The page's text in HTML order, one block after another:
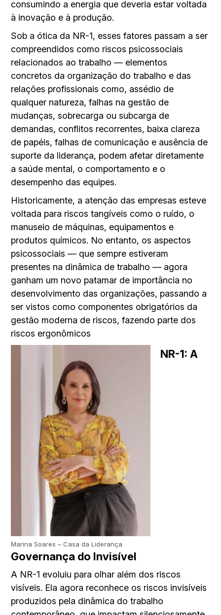
consumindo a energia que deveria estar voltada
à inovação e à produção.
Sob a ótica da NR-1, esses fatores passam a ser
compreendidos como riscos psicossociais
relacionados ao trabalho — elementos
concretos da organização do trabalho e das
relações profissionais como, assédio de
qualquer natureza, falhas na gestão de
mudanças, sobrecarga ou subcarga de
demandas, conflitos recorrentes, baixa clareza
de papéis, falhas de comunicação e ausência de
suporte da liderança, podem afetar diretamente
a saúde mental, o comportamento e o
desempenho das equipes.
Historicamente, a atenção das empresas esteve
voltada para riscos tangíveis como o ruído, o
manuseio de máquinas, equipamentos e
produtos químicos. No entanto, os aspectos
psicossociais — que sempre estiveram
presentes na dinâmica de trabalho — agora
ganham um novo patamar de importância no
desenvolvimento das organizações, passando a
ser vistos como componentes obrigatórios da
gestão moderna de riscos, fazendo parte dos
riscos ergonômicos
Marina Soares – Casa da Liderança
NR-1: A
Governança do Invisível
A NR-1 evoluiu para olhar além dos riscos
visíveis. Ela agora reconhece os riscos invisíveis
produzidos pela dinâmica do trabalho